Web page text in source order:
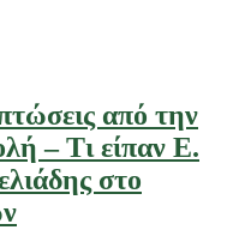
από την
– Τι είπαν Ε.
στο